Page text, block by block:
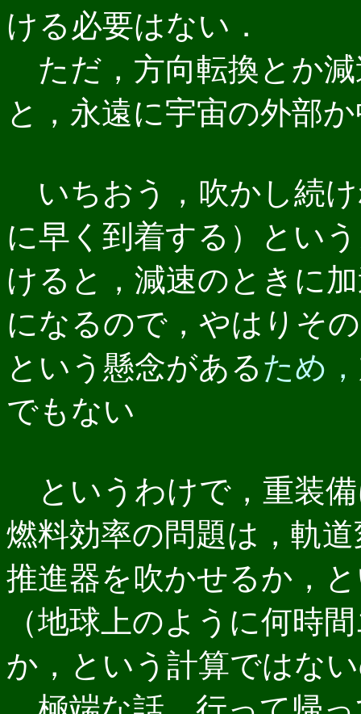
ける必要はない．
ただ，方向転換とか
と，永遠に宇宙の外部
いちおう，吹かし続
に早く到着する）とい
けると，減速のときに
になるので，やはりそ
という懸念があるため，
でもない
というわけで，重装
燃料効率の問題は，軌
推進器を吹かせるか，
（地球上のように何時
か，という計算ではな